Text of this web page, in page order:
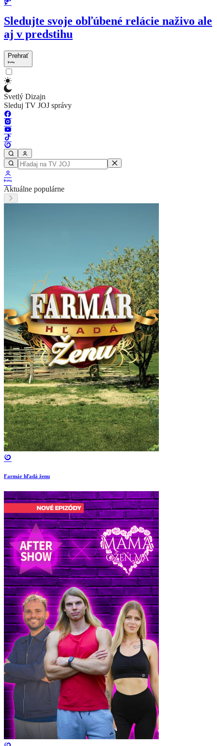
Sledujte svoje obľúbené relácie naživo ale
aj v predstihu
Prehrať
Svetlý Dizajn
Sleduj TV JOJ správy
Aktuálne populárne
Farmár hľadá ženu